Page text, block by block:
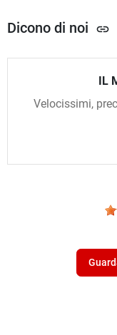
Dicono di noi link
IL
Velocissimi,